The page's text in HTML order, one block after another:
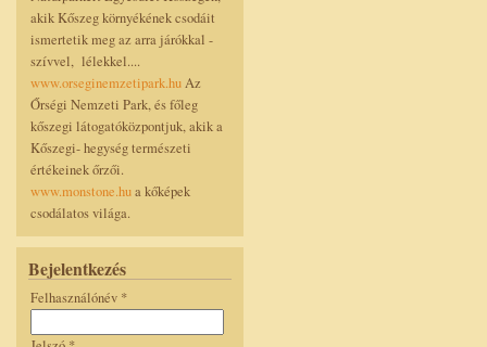
akik Kőszeg környékének csodáit
ismertetik meg az arra járókkal -
szívvel, lélekkel....
www.orseginemzetipark.huAz
Őrségi Nemzeti Park, és főleg
kőszegi látogatóközpontjuk, akik a
Kőszegi- hegység természeti
értékeinek őrzői.
www.monstone.hua kőképek
csodálatos világa.
Bejelentkezés
Felhasználónév *